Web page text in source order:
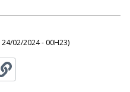
24/02/2024 - 00H23)